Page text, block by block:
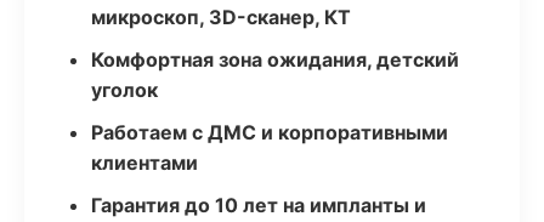
микроскоп, 3D-сканер, КТ
Комфортная зона ожидания, детский
уголок
Работаем с ДМС и корпоративными
клиентами
Гарантия до 10 лет на импланты и